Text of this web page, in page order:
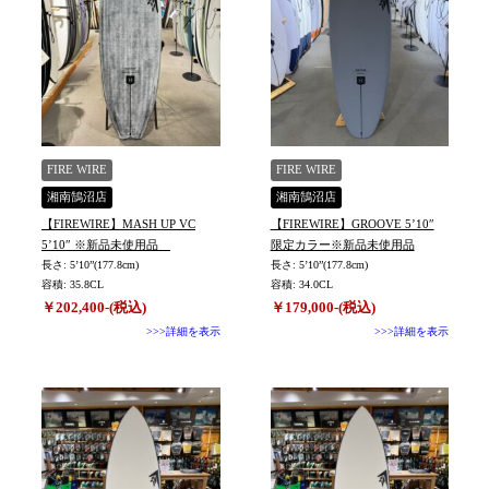
プラグ
ボードの特性
価格
上限
在庫店舗
TYPEFIRE WIRE
湘南鵠沼店
【FIREWIRE】MASH UP VC
5’10″ ※新品未使用品
長さ: 5’10”(177.8cm)
容積: 35.8CL
￥202,400-(税込)
>>>詳細を表示
FIRE WIRE
湘南鵠沼店
【FIREWIRE】GROOVE 5’10″
限定カラー※新品未使用品
長さ: 5’10”(177.8cm)
容積: 34.0CL
￥179,000-(税込)
>>>詳細を表示